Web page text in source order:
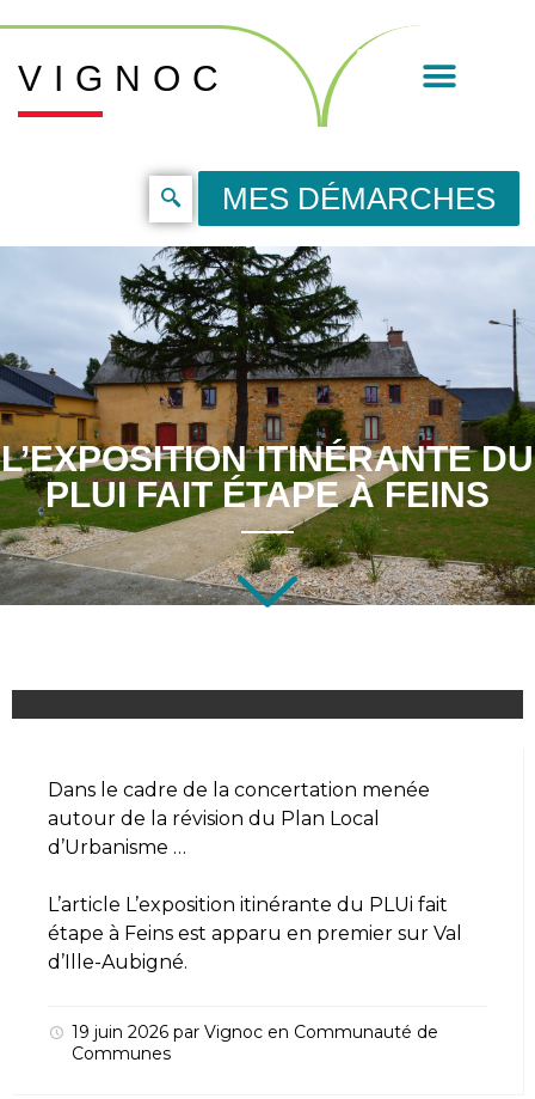
VIGNOC
MES DÉMARCHES
L’EXPOSITION ITINÉRANTE DU
PLUI FAIT ÉTAPE À FEINS
Dans le cadre de la concertation menée
autour de la révision du Plan Local
d’Urbanisme …
L’article L’exposition itinérante du PLUi fait
étape à Feins est apparu en premier sur Val
d’Ille-Aubigné.
19 juin 2026 par Vignoc en Communauté de
Communes